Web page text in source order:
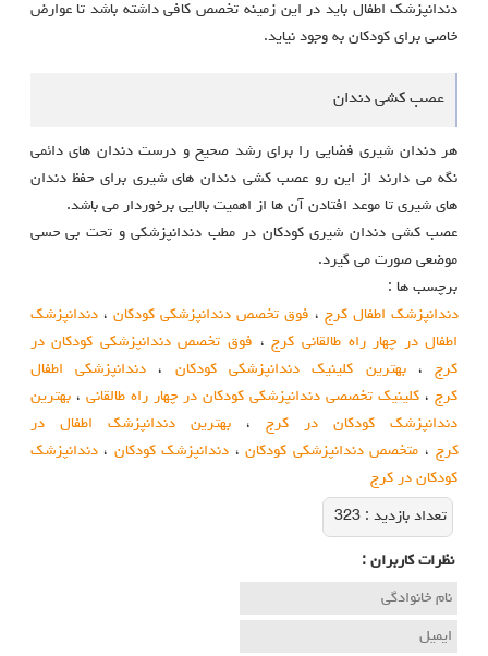
دندانپزشک اطفال باید در این زمینه تخصص کافی داشته باشد تا عوارض
خاصی برای کودکان به وجود نیاید.
عصب کشی دندان
هر دندان شیری فضایی را برای رشد صحیح و درست دندان های دائمی
نگه می دارند از این رو عصب کشی دندان های شیری برای حفظ دندان
های شیری تا موعد افتادن آن ها از اهمیت بالایی برخوردار می باشد.
عصب کشی دندان شیری کودکان در مطب دندانپزشکی و تحت بی حسی
موضعی صورت می گیرد.
برچسب ها :
دندانپزشک اطفال کرج ، فوق تخصص دندانپزشکی کودکان ،دندانپزشک
اطفال در چهار راه طالقانی کرج، فوق تخصص دندانپزشکی کودکان در
کرج،بهترین کلینیک دندانپزشکی کودکان ،دندانپزشکی اطفال
کرج، کلینیک تخصصی دندانپزشکی کودکان در چهار راه طالقانی ،بهترین
دندانپزشک کودکان در کرج،بهترین دندانپزشک اطفال در
کرج ، متخصص دندانپزشکی کودکان، دندانپزشک کودکان ،دندانپزشک
کودکان در کرج
تعداد بازديد : 323
نظرات كاربران :